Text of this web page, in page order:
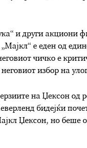
и други акциони
е еден од
чичко е
избор на
на Џексон од
бидејќи
Џексон, но беше